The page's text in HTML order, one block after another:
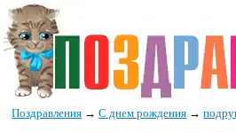
Поздравления →С днем рождения →